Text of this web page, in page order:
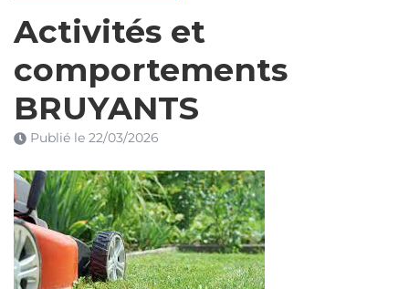
Activités et
comportements
BRUYANTS
Publié le 22/03/2026